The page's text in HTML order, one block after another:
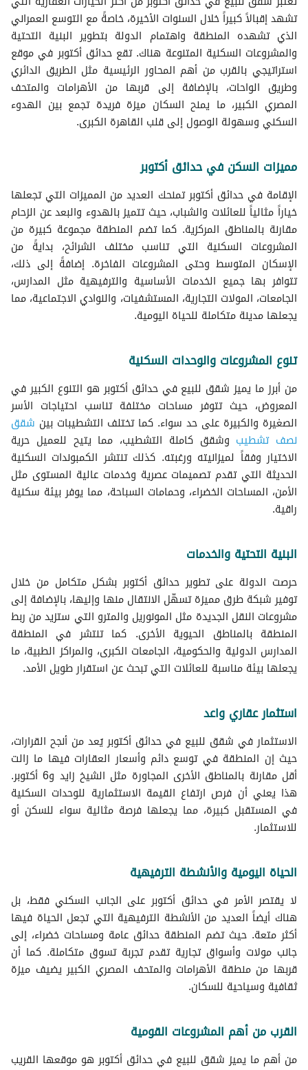
توين هاوس للبيع في حدائق اكتوبر
أراضي للبيع في حدائق اكتوبر
شقق فندقية للبيع في حدائق اكتوبر
غرف للبيع في حدائق اكتوبر
أسطح للبيع في حدائق اكتوبر
عقارات للبيع في حدائق اكتوبر
شقق للبيع في حي شرق
شقق للبيع في بولاق الدكرور
شقق متشطبة للبيع في حدائق اكتوبر
شقق صغيرة بحديقة للبيع في حدائق اكتوبر
شقق للبيع في حدائق أكتوبر، 90 متر
شقق للبيع في حدائق اكتوبر بالتقسيط
تشهد إقبالاً كبيراً خلال السنوات الأخيرة، خاصةً مع التوسع العمراني
الذي تشهده المنطقة واهتمام الدولة بتطوير البنية التحتية
والمشروعات السكنية المتنوعة هناك. تقع حدائق أكتوبر في موقع
استراتيجي بالقرب من أهم المحاور الرئيسية مثل الطريق الدائري
وطريق الواحات، بالإضافة إلى قربها من الأهرامات والمتحف
المصري الكبير، ما يمنح السكان ميزة فريدة تجمع بين الهدوء
السكني وسهولة الوصول إلى قلب القاهرة الكبرى.
مميزات السكن في حدائق أكتوبر
الإقامة في حدائق أكتوبر تمنحك العديد من المميزات التي تجعلها
خياراً مثالياً للعائلات والشباب، حيث تتميز بالهدوء والبعد عن الزحام
مقارنة بالمناطق المركزية. كما تضم المنطقة مجموعة كبيرة من
المشروعات السكنية التي تناسب مختلف الشرائح، بدايةً من
الإسكان المتوسط وحتى المشروعات الفاخرة. إضافةً إلى ذلك،
تتوافر بها جميع الخدمات الأساسية والترفيهية مثل المدارس،
الجامعات، المولات التجارية، المستشفيات، والنوادي الاجتماعية، مما
يجعلها مدينة متكاملة للحياة اليومية.
تنوع المشروعات والوحدات السكنية
من أبرز ما يميز شقق للبيع في حدائق أكتوبر هو التنوع الكبير في
المعروض، حيث تتوفر مساحات مختلفة تناسب احتياجات الأسر
الصغيرة والكبيرة على حد سواء. كما تختلف التشطيبات بين شقق
نصف تشطيب وشقق كاملة التشطيب، مما يتيح للعميل حرية
الاختيار وفقاً لميزانيته ورغبته. كذلك تنتشر الكمبوندات السكنية
الحديثة التي تقدم تصميمات عصرية وخدمات عالية المستوى مثل
الأمن، المساحات الخضراء، وحمامات السباحة، مما يوفر بيئة سكنية
راقية.
البنية التحتية والخدمات
حرصت الدولة على تطوير حدائق أكتوبر بشكل متكامل من خلال
توفير شبكة طرق مميزة تسهّل الانتقال منها وإليها، بالإضافة إلى
مشروعات النقل الجديدة مثل المونوريل والمترو التي ستزيد من ربط
المنطقة بالمناطق الحيوية الأخرى. كما تنتشر في المنطقة
المدارس الدولية والحكومية، الجامعات الكبرى، والمراكز الطبية، ما
يجعلها بيئة مناسبة للعائلات التي تبحث عن استقرار طويل الأمد.
استثمار عقاري واعد
الاستثمار في شقق للبيع في حدائق أكتوبر يُعد من أنجح القرارات،
حيث إن المنطقة في توسع دائم وأسعار العقارات فيها ما زالت
أقل مقارنة بالمناطق الأخرى المجاورة مثل الشيخ زايد و6 أكتوبر.
هذا يعني أن فرص ارتفاع القيمة الاستثمارية للوحدات السكنية
في المستقبل كبيرة، مما يجعلها فرصة مثالية سواء للسكن أو
للاستثمار.
الحياة اليومية والأنشطة الترفيهية
لا يقتصر الأمر في حدائق أكتوبر على الجانب السكني فقط، بل
هناك أيضاً العديد من الأنشطة الترفيهية التي تجعل الحياة فيها
أكثر متعة. حيث تضم المنطقة حدائق عامة ومساحات خضراء، إلى
جانب مولات وأسواق تجارية تقدم تجربة تسوق متكاملة. كما أن
قربها من منطقة الأهرامات والمتحف المصري الكبير يضيف ميزة
ثقافية وسياحية للسكان.
القرب من أهم المشروعات القومية
من أهم ما يميز شقق للبيع في حدائق أكتوبر هو موقعها القريب